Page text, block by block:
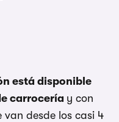
está disponible
carrocería y con
van desde los casi 4